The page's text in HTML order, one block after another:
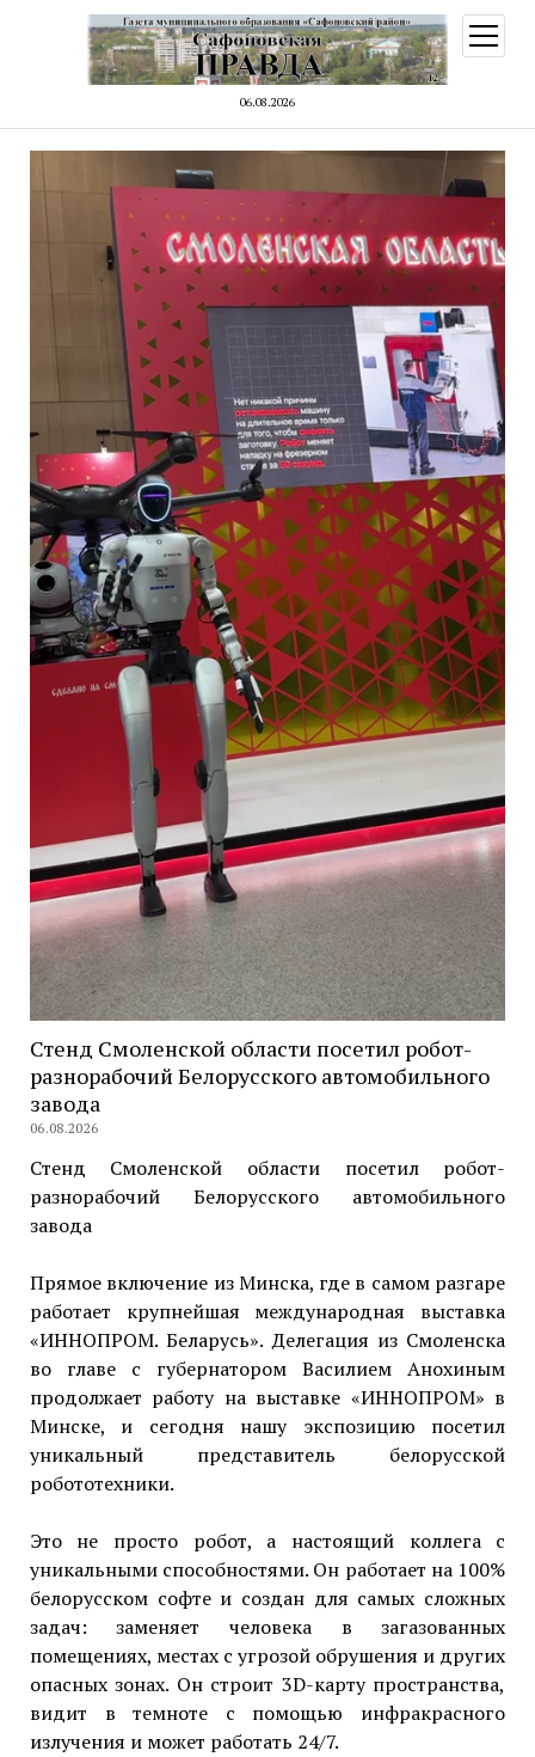
06.08.2026
меню
Стенд Смоленской области посетил робот-
разнорабочий Белорусского автомобильного
завода
06.08.2026
Стенд Смоленской области посетил робот-
разнорабочий Белорусского автомобильного
завода
Прямое включение из Минска, где в самом разгаре
работает крупнейшая международная выставка
«ИННОПРОМ. Беларусь». Делегация из Смоленска
во главе с губернатором Василием Анохиным
продолжает работу на выставке «ИННОПРОМ» в
Минске, и сегодня нашу экспозицию посетил
уникальный представитель белорусской
робототехники.
Это не просто робот, а настоящий коллега с
уникальными способностями. Он работает на 100%
белорусском софте и создан для самых сложных
задач: заменяет человека в загазованных
помещениях, местах с угрозой обрушения и других
опасных зонах. Он строит 3D-карту пространства,
видит в темноте с помощью инфракрасного
излучения и может работать 24/7.